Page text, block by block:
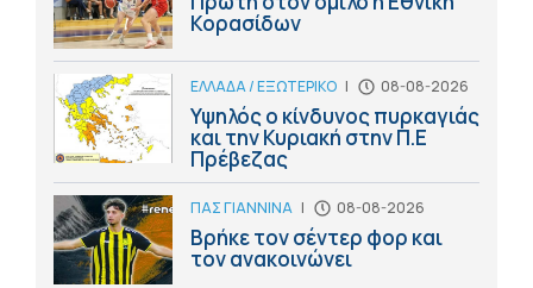
Κορασίδων
ΕΛΛΑΔΑ / ΕΞΩΤΕΡΙΚΟ | 08-08-2026
Υψηλός ο κίνδυνος πυρκαγιάς
και την Κυριακή στην Π.Ε
Πρέβεζας
ΠΑΣ ΓΙΑΝΝΙΝΑ | 08-08-2026
Βρήκε τον σέντερ φορ και
τον ανακοινώνει